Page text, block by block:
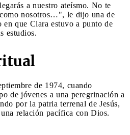
a nuestro ateísmo. No te
nosotros…", le dijo una de
que Clara estuvo a punto de
estudios.
de 1974, cuando
de jóvenes a una peregrinación a
por la patria terrenal de Jesús,
relación pacífica con Dios.